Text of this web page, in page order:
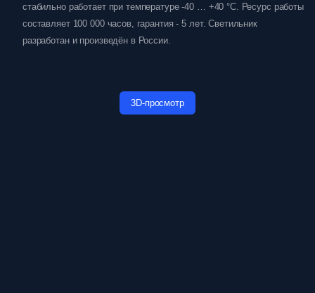
стабильно работает при температуре -40 … +40 °C. Ресурс работы
составляет 100 000 часов, гарантия - 5 лет. Светильник
разработан и произведён в России.
3D-просмотр